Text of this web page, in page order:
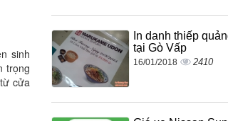
sinh
trọng
cửa
In danh thiếp
tại Gò Vấp
16/01/2018 2410